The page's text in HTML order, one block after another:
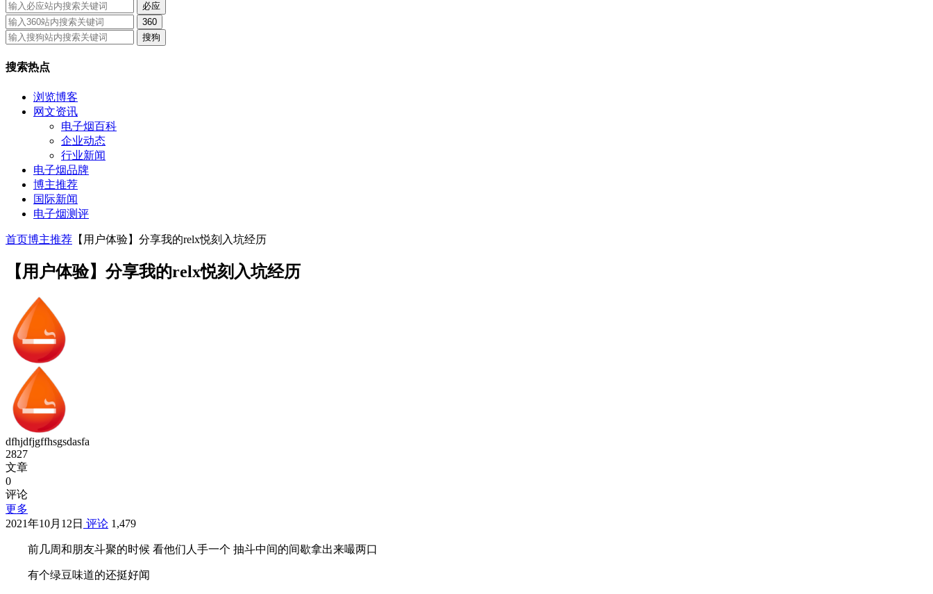
必应
360
搜狗
搜索热点
浏览博客
网文资讯
电子烟百科
企业动态
行业新闻
电子烟品牌
博主推荐
国际新闻
电子烟测评
首页博主推荐 【用户体验】分享我的relx悦刻入坑经历
【用户体验】分享我的relx悦刻入坑经历
dfhjdfjgffhsgsdasfa
2827
文章
0
评论
更多
2021年10月12日 评论 1,479
前几周和朋友斗聚的时候 看他们人手一个 抽斗中间的间歇拿出来嘬两口
有个绿豆味道的还挺好闻